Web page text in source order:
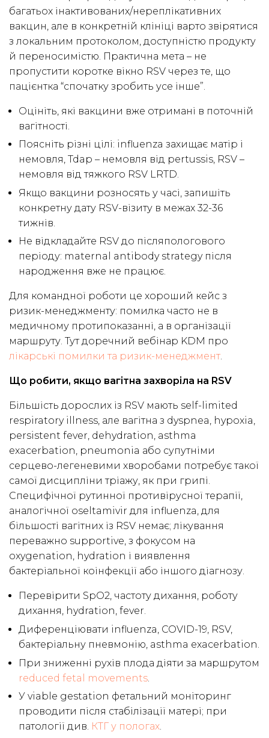
багатьох інактивованих/нереплікативних
вакцин, але в конкретній клініці варто звірятися
з локальним протоколом, доступністю продукту
й переносимістю. Практична мета – не
пропустити коротке вікно RSV через те, що
пацієнтка “спочатку зробить усе інше”.
Оцініть, які вакцини вже отримані в поточній
вагітності.
Поясніть різні цілі: influenza захищає матір і
немовля, Tdap – немовля від pertussis, RSV –
немовля від тяжкого RSV LRTD.
Якщо вакцини розносять у часі, запишіть
конкретну дату RSV-візиту в межах 32-36
тижнів.
Не відкладайте RSV до післяпологового
періоду: maternal antibody strategy після
народження вже не працює.
Для командної роботи це хороший кейс з
ризик-менеджменту: помилка часто не в
медичному протипоказанні, а в організації
маршруту. Тут доречний вебінар KDM про
лікарські помилки та ризик-менеджмент.
Що робити, якщо вагітна захворіла на RSV
Більшість дорослих із RSV мають self-limited
respiratory illness, але вагітна з dyspnea, hypoxia,
persistent fever, dehydration, asthma
exacerbation, pneumonia або супутніми
серцево-легеневими хворобами потребує такої
самої дисципліни тріажу, як при грипі.
Специфічної рутинної противірусної терапії,
аналогічної oseltamivir для influenza, для
більшості вагітних із RSV немає; лікування
переважно supportive, з фокусом на
oxygenation, hydration і виявлення
бактеріальної коінфекції або іншого діагнозу.
Перевірити SpO2, частоту дихання, роботу
дихання, hydration, fever.
Диференціювати influenza, COVID-19, RSV,
бактеріальну пневмонію, asthma exacerbation.
При зниженні рухів плода діяти за маршрутом
reduced fetal movements
У viable gestation фетальний моніторинг
проводити після стабілізації матері; при
патології див. КТГ у пологах.